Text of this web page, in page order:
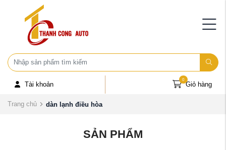
Tài khoản Giỏ hàng
0
Trang chủ dàn lạnh điều hòa
SẢN PHẨM